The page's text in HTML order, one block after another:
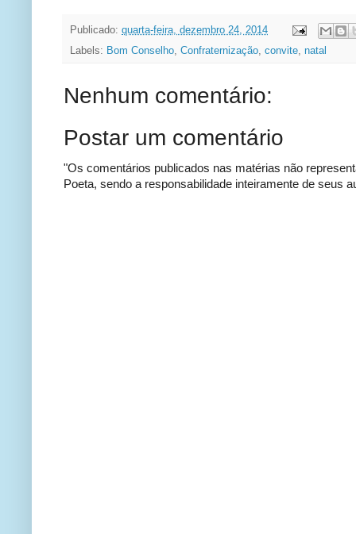
Publicado: quarta-feira, dezembro 24, 2014
Labels: Bom Conselho Confraternização convite natal
Nenhum comentário:
Postar um comentário
"Os comentários publicados nas matérias não
Poeta, sendo a responsabilidade inteiramente de seus